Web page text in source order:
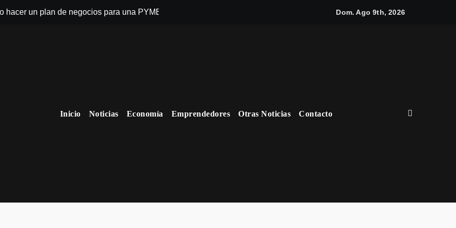
hacer un plan de negocios para una PYME: guía paso a pasoCuánto cuesta iniciar y cómo elegir el mejor nicho para emprender
Dom. Ago 9th, 2026
Inicio Noticias Economía Emprendedores Otras Noticias Contacto